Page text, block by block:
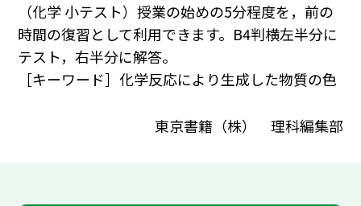
（化学 小テスト）授業の始めの5分程度を，前の
時間の復習として利用できます。B4判横左半分に
テスト，右半分に解答。
［キーワード］化学反応により生成した物質の色
東京書籍（株） 理科編集部